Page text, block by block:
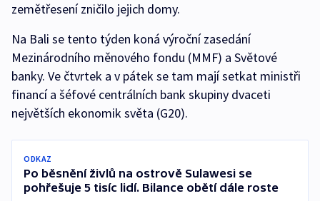
zemětřesení zničilo jejich domy.
Na Bali se tento týden koná výroční zasedání
Mezinárodního měnového fondu (MMF) a Světové
banky. Ve čtvrtek a v pátek se tam mají setkat ministři
financí a šéfové centrálních bank skupiny dvaceti
největších ekonomik světa (G20).
ODKAZ
Po běsnění živlů na ostrově Sulawesi se
pohřešuje 5 tisíc lidí. Bilance obětí dále roste